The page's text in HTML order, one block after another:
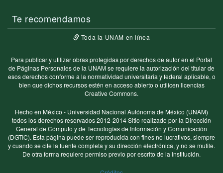
Te recomendamos
Toda la UNAM en línea
Para publicar y utilizar obras protegidas por derechos de autor en el Portal
de Páginas Personales de la UNAM se requiere la autorización del titular de
esos derechos conforme a la normatividad universitaria y federal aplicable, o
bien que dichos recursos estén en acceso abierto o utilicen licencias
Creative Commons.
Hecho en México - Universidad Nacional Autónoma de México (UNAM)
todos los derechos reservados 2012-2014 Sitio realizado por la Dirección
General de Cómputo y de Tecnologías de Información y Comunicación
(DGTIC). Esta página puede ser reproducida con fines no lucrativos, siempre
y cuando se cite la fuente completa y su dirección electrónica, y no se mutile.
De otra forma requiere permiso previo por escrito de la institución.